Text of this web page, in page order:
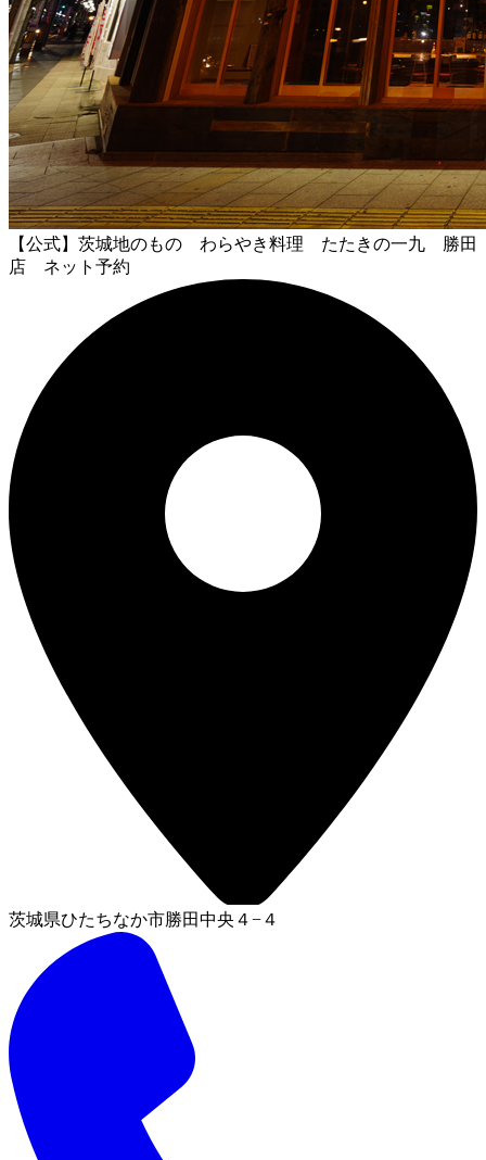
【公式】茨城地のもの わらやき料理 たたきの一九 勝田
店 ネット予約
茨城県ひたちなか市勝田中央４−４